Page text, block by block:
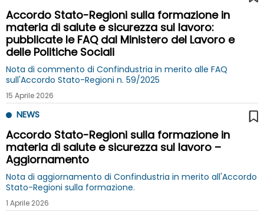
Accordo Stato-Regioni sulla formazione in
materia di salute e sicurezza sul lavoro:
pubblicate le FAQ dal Ministero del Lavoro e
delle Politiche Sociali
Nota di commento di Confindustria in merito alle FAQ
sull'Accordo Stato-Regioni n. 59/2025
15 Aprile 2026
NEWS
Accordo Stato-Regioni sulla formazione in
materia di salute e sicurezza sul lavoro –
Aggiornamento
Nota di aggiornamento di Confindustria in merito all'Accordo
Stato-Regioni sulla formazione.
1 Aprile 2026